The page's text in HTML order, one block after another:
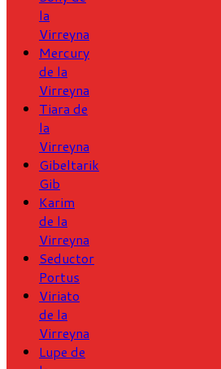
la
Virreyna
Mercury
de la
Virreyna
Tiara de
la
Virreyna
Gibeltarik
Gib
Karim
de la
Virreyna
Seductor
Portus
Viriato
de la
Virreyna
Lupe de